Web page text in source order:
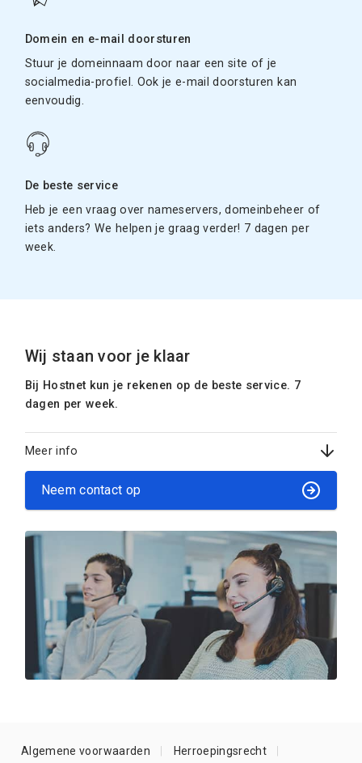
Domein en e-mail doorsturen
Stuur je domeinnaam door naar een site of je
socialmedia-profiel. Ook je e-mail doorsturen kan
eenvoudig.
De beste service
Heb je een vraag over nameservers, domeinbeheer of
iets anders? We helpen je graag verder! 7 dagen per
week.
Wij staan voor je klaar
Bij Hostnet kun je rekenen op de beste service. 7
dagen per week.
Meer info
Neem contact op
Algemene voorwaarden Herroepingsrecht